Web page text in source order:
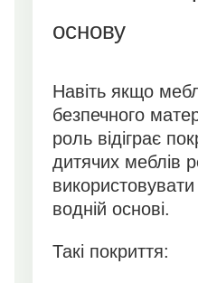
основу
Навіть якщо
безпечного
роль відіграє
дитячих меблів
водній основі.
Такі покриття: